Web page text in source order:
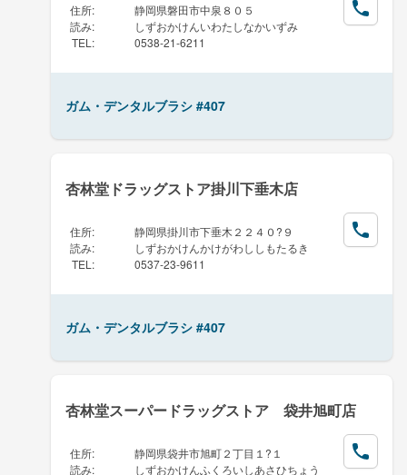
住所:
静岡県磐田市中泉８０５
読み:
しずおかけんいわたしなかいずみ
TEL : 0538-21-6211
ガム・デンタルブラシ #407
杏林堂ドラッグストア掛川下垂木店
住所:
静岡県掛川市下垂木２２４０?９
読み:
しずおかけんかけがわししもたるき
TEL : 0537-23-9611
ガム・デンタルブラシ #407
杏林堂スーパードラッグストア 袋井旭町店
住所:
静岡県袋井市旭町２丁目１?１
読み: しずおかけんふくろいしあさひちょう